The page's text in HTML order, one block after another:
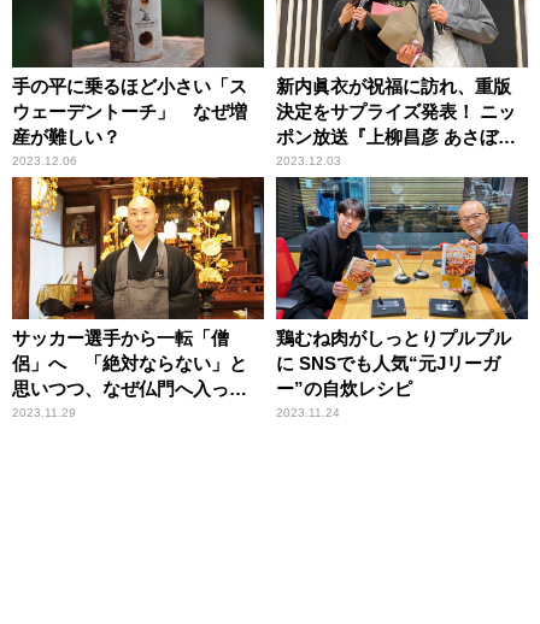
手の平に乗るほど小さい「ス
ウェーデントーチ」 なぜ増
産が難しい？
2023.12.06
新内眞衣が祝福に訪れ、重版
決定をサプライズ発表！ ニッ
ポン放送『上柳昌彦 あさぼら
け』初の番組本「居場所は“心
（ここ）”にある」発売記念ト
ーク＆サイン会大盛況！
2023.12.03
サッカー選手から一転「僧
侶」へ 「絶対ならない」と
思いつつ、なぜ仏門へ入った
のか
2023.11.29
鶏むね肉がしっとりプルプル
に SNSでも人気“元Jリーガ
ー”の自炊レシピ
2023.11.24